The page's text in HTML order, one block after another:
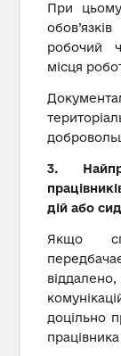
При
робочий
місця
3.
дій або
Якщо
доцільно